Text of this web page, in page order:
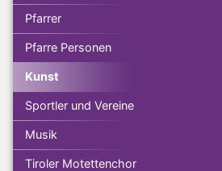
Pfarrer
Pfarre Personen
Kunst
Sportler und Vereine
Musik
Tiroler Motettenchor